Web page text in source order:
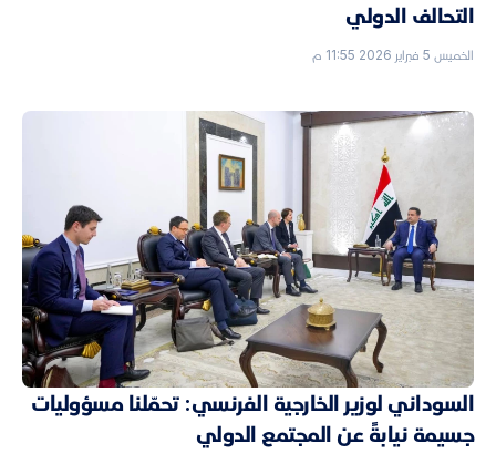
التحالف الدولي
الخميس 5 فبراير 2026 11:55 م
السوداني لوزير الخارجية الفرنسي: تحمّلنا مسؤوليات
جسيمة نيابةً عن المجتمع الدولي